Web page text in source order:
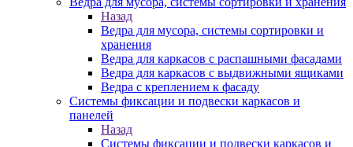
Назад
Ведра для мусора, системы сортировки и
хранения
Ведра для каркасов с распашными фасадами
Ведра для каркасов с выдвижными ящиками
Ведра с креплением к фасаду
Системы фиксации и подвески каркасов и
панелей
Назад
Системы фиксации и подвески каркасов и